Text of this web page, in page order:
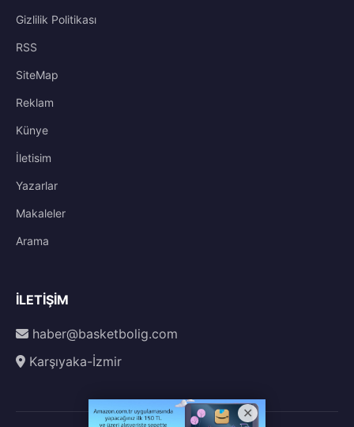
Gizlilik Politikası
RSS
SiteMap
Reklam
Künye
İletisim
Yazarlar
Makaleler
Arama
İLETIŞIM
haber@basketbolig.com
Karşıyaka-İzmir